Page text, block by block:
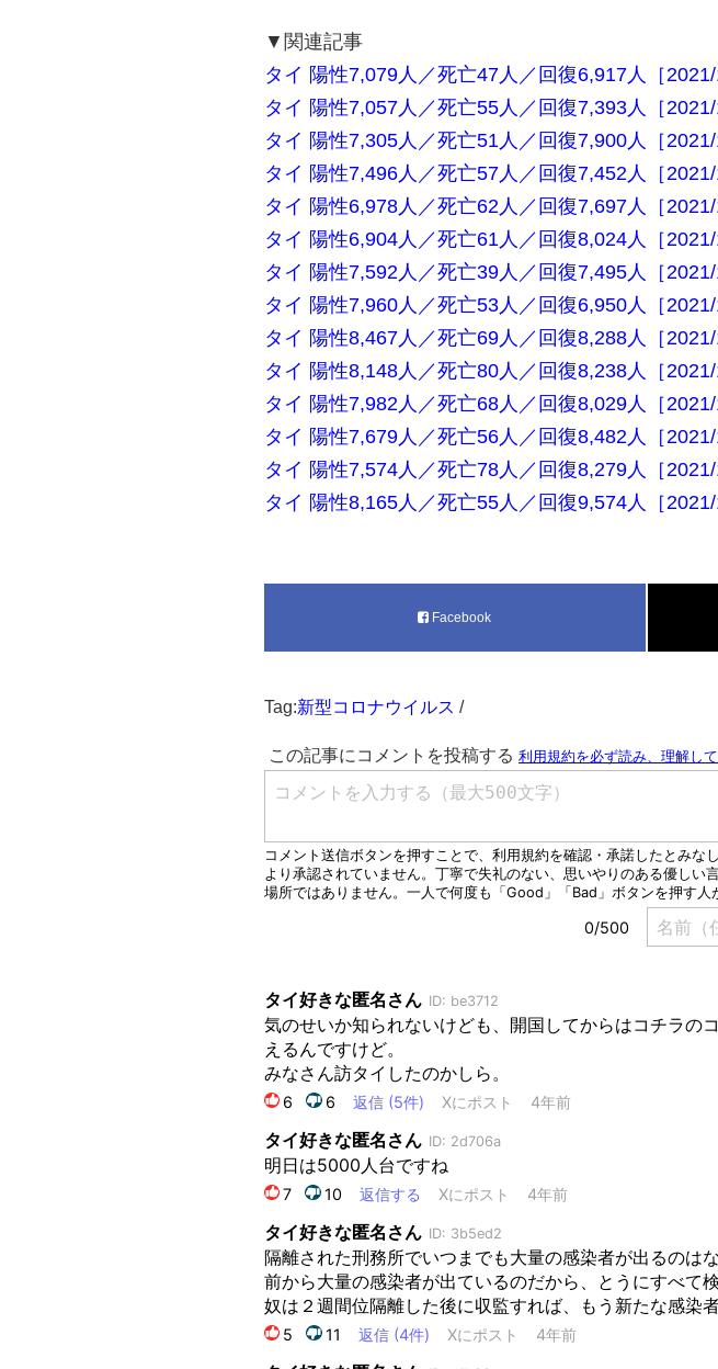
▼関連記事
タイ 陽性7,079人／死亡47人／回復6,917人［2021/
タイ 陽性7,057人／死亡55人／回復7,393人［2021/
タイ 陽性7,305人／死亡51人／回復7,900人［2021/
タイ 陽性7,496人／死亡57人／回復7,452人［2021/
タイ 陽性6,978人／死亡62人／回復7,697人［2021/
タイ 陽性6,904人／死亡61人／回復8,024人［2021/
タイ 陽性7,592人／死亡39人／回復7,495人［2021/
タイ 陽性7,960人／死亡53人／回復6,950人［2021/
タイ 陽性8,467人／死亡69人／回復8,288人［2021/
タイ 陽性8,148人／死亡80人／回復8,238人［2021/
タイ 陽性7,982人／死亡68人／回復8,029人［2021/
タイ 陽性7,679人／死亡56人／回復8,482人［2021/
タイ 陽性7,574人／死亡78人／回復8,279人［2021/
タイ 陽性8,165人／死亡55人／回復9,574人［2021/
Facebook
Tag:新型コロナウイルス /